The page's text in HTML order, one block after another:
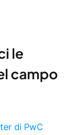
le
campo
di PwC